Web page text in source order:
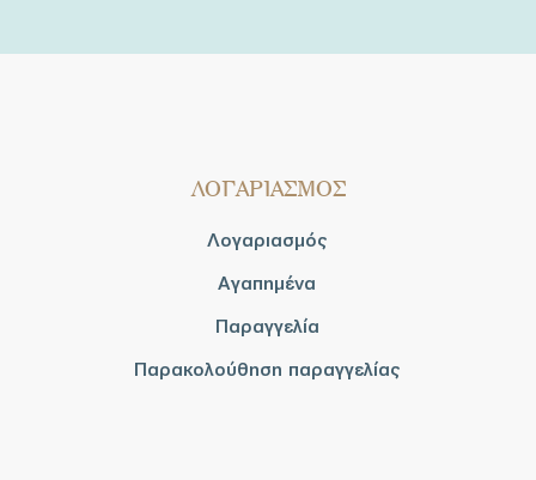
ΛΟΓΑΡΙΑΣΜΟΣ
Λογαριασμός
Αγαπημένα
Παραγγελία
Παρακολούθηση παραγγελίας